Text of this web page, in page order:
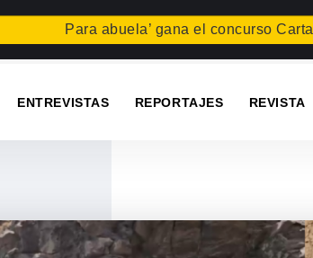
Para abuela’ gana el concurso Carta para una
ENTREVISTAS REPORTAJES REVISTA